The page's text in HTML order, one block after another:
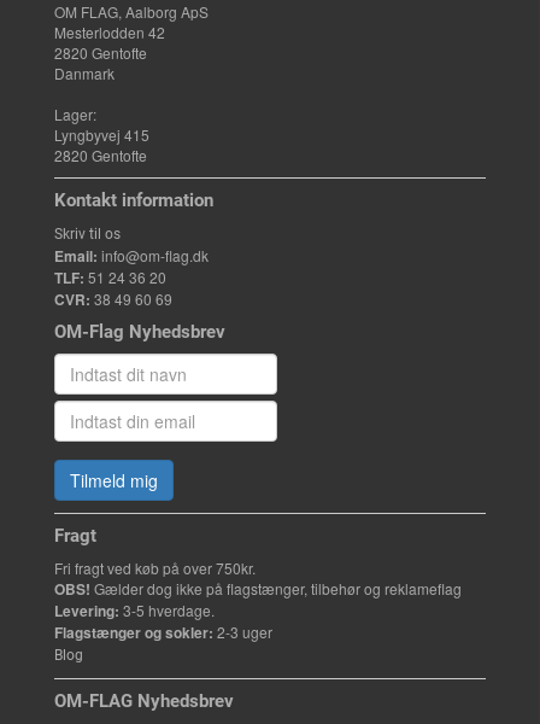
OM FLAG, Aalborg ApS
Mesterlodden 42
2820 Gentofte
Danmark
Lager:
Lyngbyvej 415
2820 Gentofte
Kontakt information
Skriv til os
Email: info@om-flag.dk
TLF: 51 24 36 20
CVR: 38 49 60 69
OM-Flag Nyhedsbrev
Tilmeld mig
Fragt
Fri fragt ved køb på over 750kr.
OBS! Gælder dog ikke på flagstænger, tilbehør og reklameflag
Levering: 3-5 hverdage.
Flagstænger og sokler: 2-3 uger
Blog
OM-FLAG Nyhedsbrev